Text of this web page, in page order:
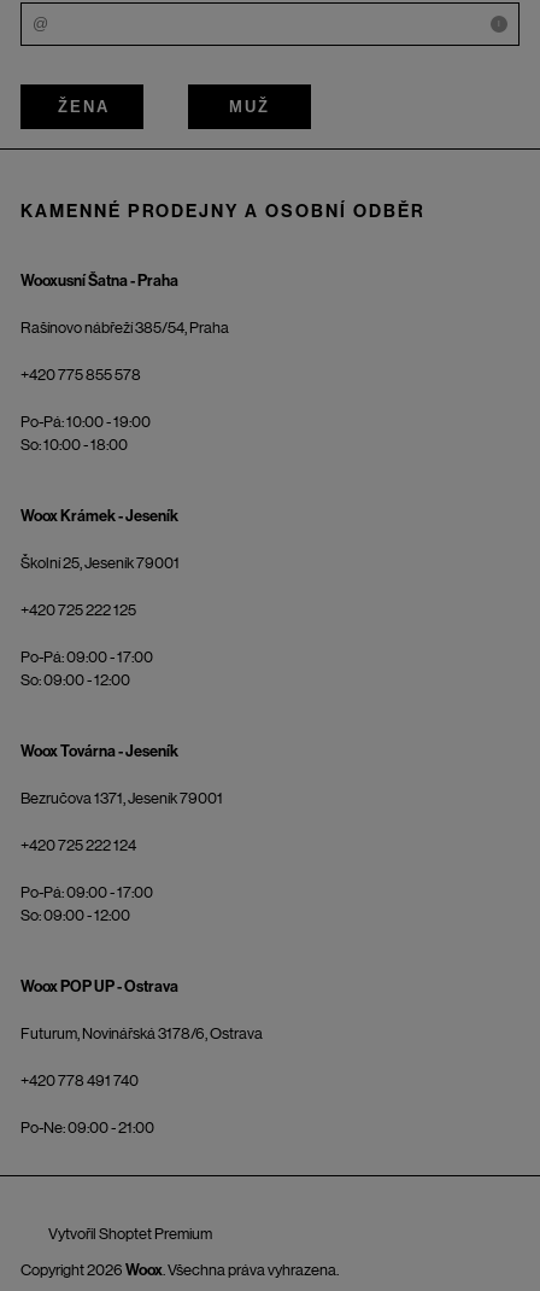
i
ŽENA MUŽ
KAMENNÉ PRODEJNY A OSOBNÍ ODBĚR
Wooxusní Šatna - Praha
Rašínovo nábřeží 385/54, Praha
+420 775 855 578
Po-Pá: 10:00 - 19:00
So: 10:00 - 18:00
Woox Krámek - Jeseník
Školní 25, Jeseník 79001
+420 725 222 125
Po-Pá: 09:00 - 17:00
So: 09:00 - 12:00
Woox Továrna - Jeseník
Bezručova 1371, Jeseník 79001
+420 725 222 124
Po-Pá: 09:00 - 17:00
So: 09:00 - 12:00
Woox POP UP - Ostrava
Futurum, Novinářská 3178/6, Ostrava
+420 778 491 740
Po-Ne: 09:00 - 21:00
Vytvořil Shoptet Premium
Copyright 2026 Woox . Všechna práva vyhrazena.